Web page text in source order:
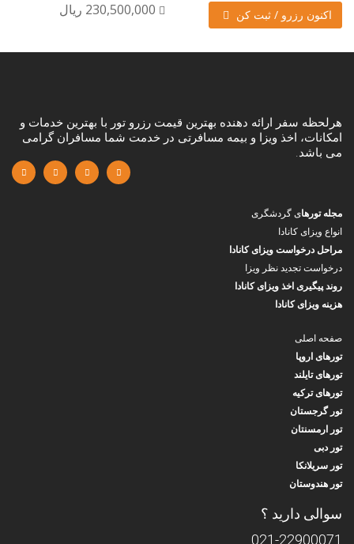
230,500,000 ریال اکنون رزرو / ثبت کن
هرلحظه سفر ارائه دهنده بهترین قیمت رزرو تور با بهترین خدمات و
امکانات، اخذ ویزا و بیمه مسافرتی در خدمت شما مسافران گرامی
می باشد.
مجله تورهای گردشگری
انواع ویزای کانادا
مراحل درخواست ویزای کانادا
درخواست تجدید نظر ویزا
روند پیگیری اخذ ویزای کانادا
هزینه ویزای کانادا
صفحه اصلی
تورهای اروپا
تورهای تایلند
تورهای ترکیه
تور گرجستان
تور ارمسنتان
تور دبی
تور سریلانکا
تور هندوستان
سوالی دارید ؟
021-22900071